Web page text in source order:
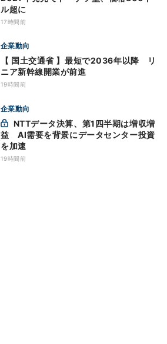
ル超に
17時間前
企業動向
【 国土交通省 】最短で2036年以降 リ
ニア新幹線開業が前進
19時間前
企業動向
益 AI需要を背景にデータセンター投資
を加速
19時間前